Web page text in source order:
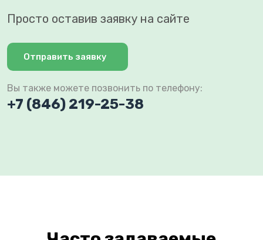
Просто оставив заявку на сайте
Отправить заявку
Вы также можете позвонить по телефону:
+7 (846) 219-25-38